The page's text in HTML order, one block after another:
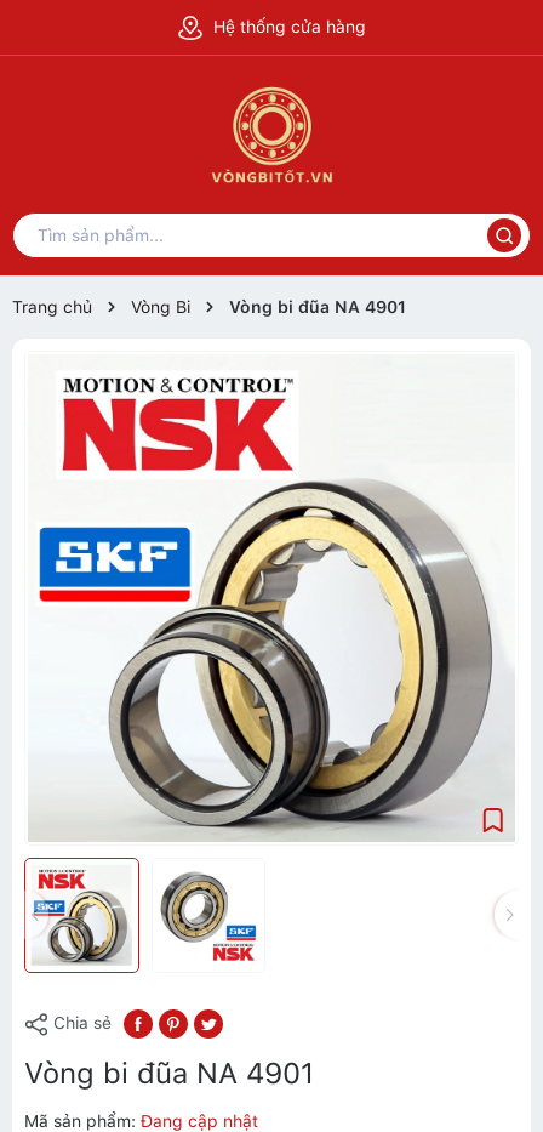
Hệ thống cửa hàng
Trang chủ Vòng Bi Vòng bi đũa NA 4901
Chia sẻ
Vòng bi đũa NA 4901
Mã sản phẩm: Đang cập nhật